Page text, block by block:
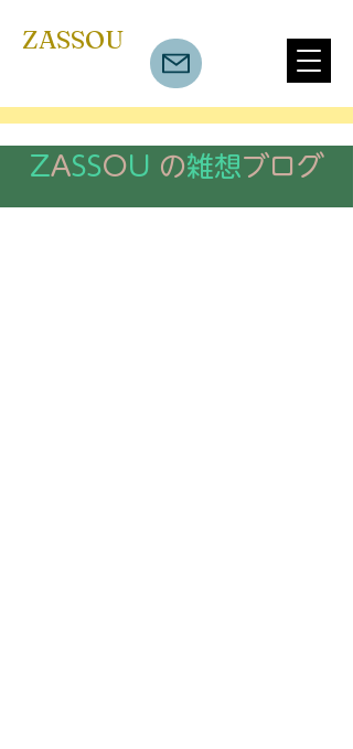
​ZASSOU
ZASSOU の雑想ブログ